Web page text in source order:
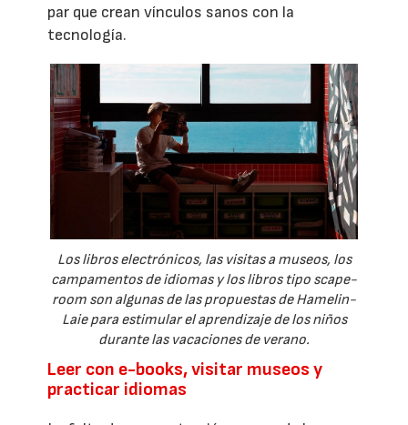
par que crean vínculos sanos con la
tecnología.
Los libros electrónicos, las visitas a museos, los
campamentos de idiomas y los libros tipo scape-
room son algunas de las propuestas de Hamelin-
Laie para estimular el aprendizaje de los niños
durante las vacaciones de verano.
Leer con e-books, visitar museos y
practicar idiomas